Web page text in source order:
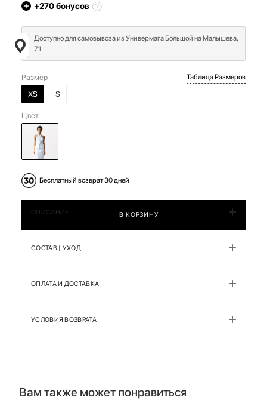
+270бонусов
Доступно для самовывоза из Универмага Большой на Малышева,
71.
Размер
XS
S
Таблица Размеров
Цвет
Бесплатный возврат 30 дней
В КОРЗИНУ
ОПИСАНИЕ
СОСТАВ | УХОД
ОПЛАТА И ДОСТАВКА
УСЛОВИЯ ВОЗВРАТА
Вам также может понравиться